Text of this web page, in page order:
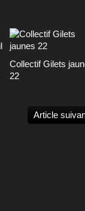
Collectif Gilets
22
Article